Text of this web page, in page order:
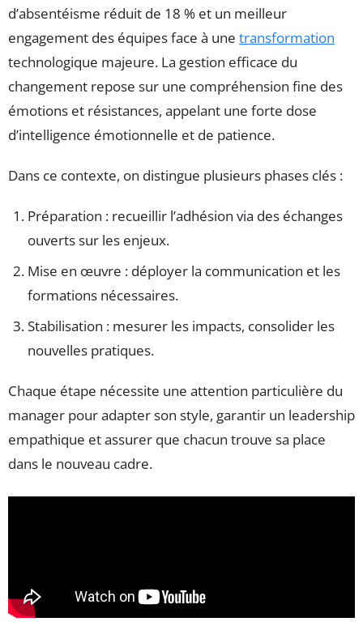
d’absentéisme réduit de 18 % et un meilleur
engagement des équipes face à une transformation
technologique majeure. La gestion efficace du
changement repose sur une compréhension fine des
émotions et résistances, appelant une forte dose
d’intelligence émotionnelle et de patience.
Dans ce contexte, on distingue plusieurs phases clés :
Préparation : recueillir l’adhésion via des échanges
ouverts sur les enjeux.
Mise en œuvre : déployer la communication et les
formations nécessaires.
Stabilisation : mesurer les impacts, consolider les
nouvelles pratiques.
Chaque étape nécessite une attention particulière du
manager pour adapter son style, garantir un leadership
empathique et assurer que chacun trouve sa place
dans le nouveau cadre.